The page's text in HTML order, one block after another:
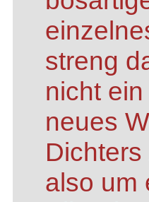
streng
nicht
neues
also um